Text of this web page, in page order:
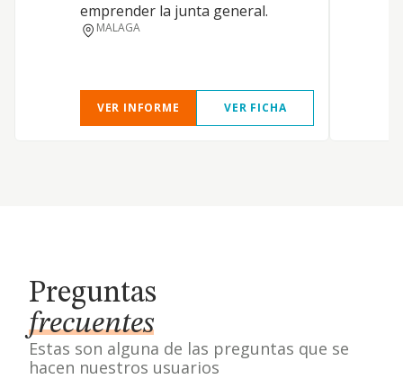
emprender la junta general.
MALAGA
VER INFORME VER FICHA
Preguntas
frecuentes
Estas son alguna de las preguntas que se
hacen nuestros usuarios